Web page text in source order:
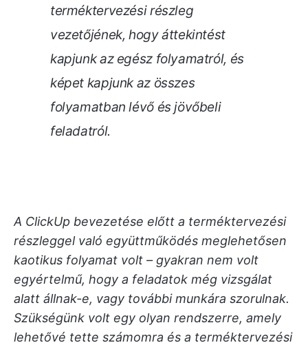
terméktervezési részleg
vezetőjének, hogy áttekintést
kapjunk az egész folyamatról, és
képet kapjunk az összes
folyamatban lévő és jövőbeli
feladatról.
A ClickUp bevezetése előtt a terméktervezési
részleggel való együttműködés meglehetősen
kaotikus folyamat volt – gyakran nem volt
egyértelmű, hogy a feladatok még vizsgálat
alatt állnak-e, vagy további munkára szorulnak.
Szükségünk volt egy olyan rendszerre, amely
lehetővé tette számomra és a terméktervezési